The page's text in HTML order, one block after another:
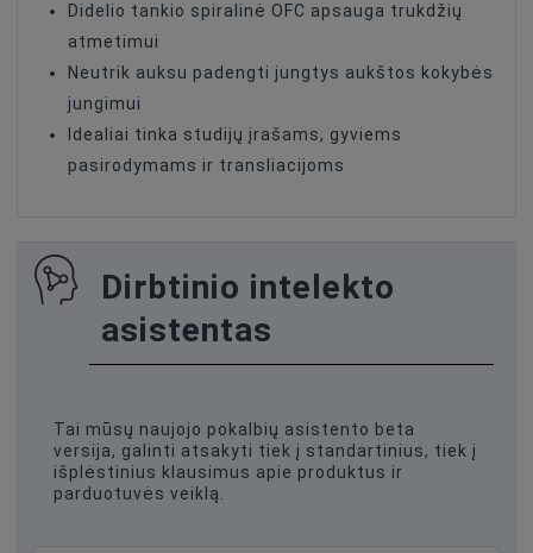
Didelio tankio spiralinė OFC apsauga trukdžių
atmetimui
Neutrik auksu padengti jungtys aukštos kokybės
jungimui
Idealiai tinka studijų įrašams, gyviems
pasirodymams ir transliacijoms
Dirbtinio intelekto
asistentas
Tai mūsų naujojo pokalbių asistento beta
versija, galinti atsakyti tiek į standartinius, tiek į
išplėstinius klausimus apie produktus ir
parduotuvės veiklą.